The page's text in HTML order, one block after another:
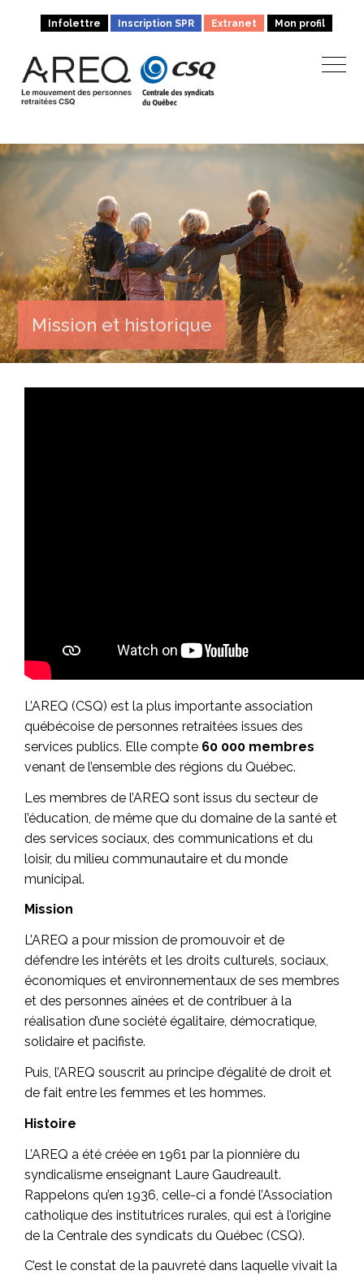
Infolettre Inscription SPR Extranet Mon profil
Mission et historique
L’AREQ (CSQ) est la plus importante association
québécoise de personnes retraitées issues des
services publics. Elle compte 60 000 membres
venant de l’ensemble des régions du Québec.
Les membres de l’AREQ sont issus du secteur de
l’éducation, de même que du domaine de la santé et
des services sociaux, des communications et du
loisir, du milieu communautaire et du monde
municipal.
Mission
L’AREQ a pour mission de promouvoir et de
défendre les intérêts et les droits culturels, sociaux,
économiques et environnementaux de ses membres
et des personnes aînées et de contribuer à la
réalisation d’une société égalitaire, démocratique,
solidaire et pacifiste.
Puis, l’AREQ souscrit au principe d’égalité de droit et
de fait entre les femmes et les hommes.
Histoire
L’AREQ a été créée en 1961 par la pionnière du
syndicalisme enseignant Laure Gaudreault.
Rappelons qu’en 1936, celle-ci a fondé l’Association
catholique des institutrices rurales, qui est à l’origine
de la Centrale des syndicats du Québec (CSQ).
C’est le constat de la pauvreté dans laquelle vivait la